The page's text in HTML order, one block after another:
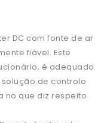
DC com fonte de ar
fiável. Este
é adequado
de controlo
no que diz respeito